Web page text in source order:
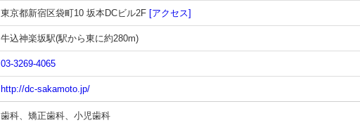
東京都新宿区袋町10 坂本DCビル2F [アクセス]
牛込神楽坂駅(駅から東に約280m)
03-3269-4065
http://dc-sakamoto.jp/
歯科、 矯正歯科、 小児歯科